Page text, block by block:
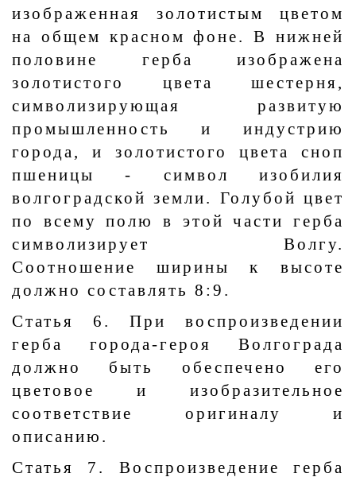
изображенная золотистым цветом
на общем красном фоне. В нижней
половине герба изображена
золотистого цвета шестерня,
символизирующая развитую
промышленность и индустрию
города, и золотистого цвета сноп
пшеницы - символ изобилия
волгоградской земли. Голубой цвет
по всему полю в этой части герба
символизирует Волгу.
Соотношение ширины к высоте
должно составлять 8:9.
Статья 6. При воспроизведении
герба города-героя Волгограда
должно быть обеспечено его
цветовое и изобразительное
соответствие оригиналу и
описанию.
Статья 7. Воспроизведение герба